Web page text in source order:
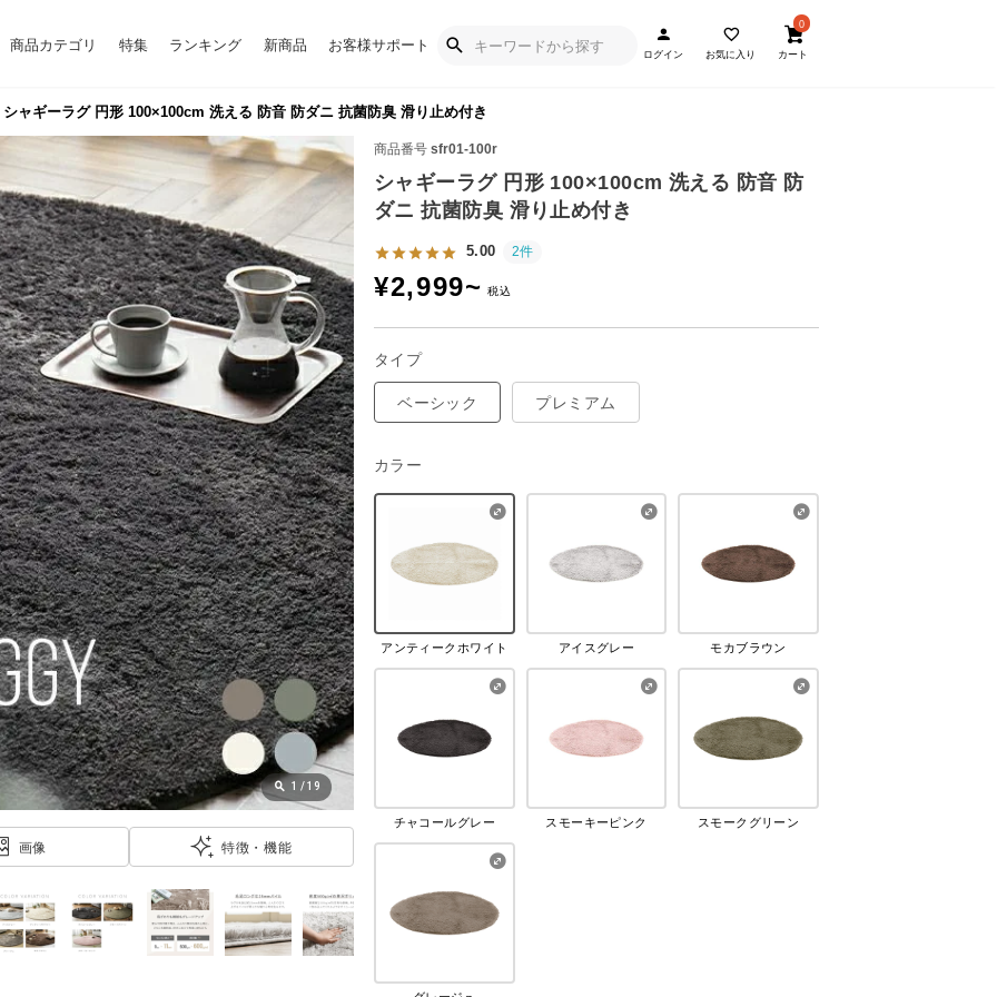
商品カテゴリ 特集 ランキング 新商品 お客様サポート
ログイン お気に入り
0
カート
シャギーラグ 円形 100×100cm 洗える 防音 防ダニ 抗菌防臭 滑り止め付き
商品番号 sfr01-100r
シャギーラグ 円形 100×100cm 洗える 防音 防
ダニ 抗菌防臭 滑り止め付き
5.00 2件
¥2,999~
タイプ
ベーシック プレミアム
カラー
アンティークホワイト アイスグレー モカブラウン
チャコールグレー スモーキーピンク スモークグリーン
1 /19
画像 特徴・機能